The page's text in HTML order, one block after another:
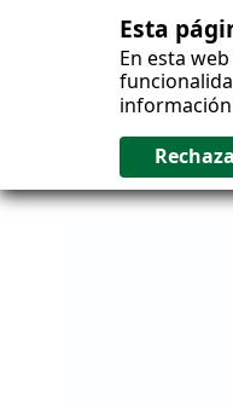
Esta
En esta
Salto al contenido